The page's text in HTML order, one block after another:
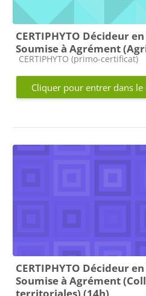
CERTIPHYTO Décideur
Soumise à Agrément
Catégorie de cours
CERTIPHYTO (primo-certificat)
Cliquer pour entrer dans le
CERTIPHYTO Décideur
Soumise à Agrément